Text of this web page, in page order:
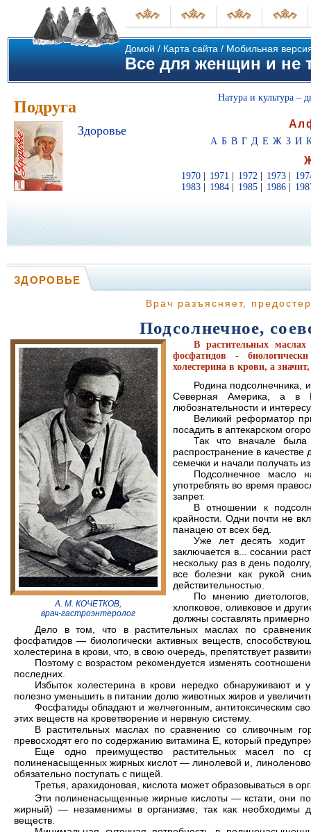
Домой / Карта сайта / Мобильная
Все для женщин и не
Подруга
Здоровье
Натура и культура –
А Б В Г Д Е Ж З И
1970| 1971 1972| 1973|
1983| 1984| 1985| 1986|
ЗДОРОВЬЕ
Врач разъясняет,
Подсолнечное,
А. М. КОЧЕТКОВ,
врач-гастроэнтеролог
В растительных
фосфатидов -
холестерина в крови, а
Родина подсолнечника,
Северная Америка, а в
любознательности и
Великий реформатор
посадить в аптекарском
Так что вначале была
распространение в
семечки и начали получать
Подсолнечное масло
употреблять во время
запрет.
В отношении к
крайности. Одни почти не
панацею от всех бед.
Уже лет десять ходит
заключается в... сосании
нескольку раз в день
все болезни как рукой
действительностью.
По мнению диетологов,
хлопковое, оливковое и
должны составлять
Дело в том, что в растительных маслах по
фосфатидов — биологически активных веществ,
холестерина в крови, что, в свою очередь, препятствует
Поэтому с возрастом рекомендуется изменять
последних.
Избыток холестерина в крови нередко обнаруживают
полезно уменьшить в питании долю животных жиров и
Фосфатиды обладают и желчегонным, антитоксическим
этих веществ на кроветворение и нервную систему.
В растительных маслах по сравнению со сливочным
превосходят его по содержанию витамина Е, который
Еще одно преимущество растительных масел по
полиненасыщенных жирных кислот — линолевой и,
обязательно поступать с пищей.
Третья, арахидоновая, кислота может образовываться в
Эти полиненасыщенные жирные кислоты — кстати, они
жирный) — незаменимы в организме, так как необходимы
веществ.